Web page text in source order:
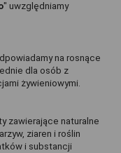
" uwzględniamy
na rosnące
dla osób z
żywieniowymi.
zawierające naturalne
ziaren i roślin
i substancji